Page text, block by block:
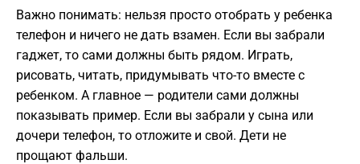
Важно понимать: нельзя просто отобрать у ребенка
телефон и ничего не дать взамен. Если вы забрали
гаджет, то сами должны быть рядом. Играть,
рисовать, читать, придумывать что-то вместе с
ребенком. А главное — родители сами должны
показывать пример. Если вы забрали у сына или
дочери телефон, то отложите и свой. Дети не
прощают фальши.